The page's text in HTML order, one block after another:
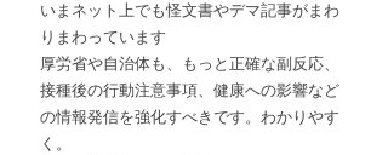
いまネット上でも怪文書やデマ記事がまわ
りまわっています
厚労省や自治体も、もっと正確な副反応、
接種後の行動注意事項、健康への影響など
の情報発信を強化すべきです。わかりやす
く。